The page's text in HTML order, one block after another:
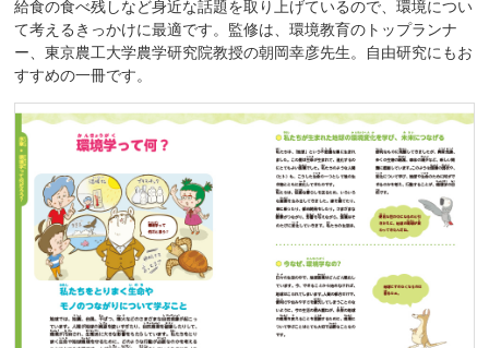
給食の食べ残しなど身近な話題を取り上げているので、環境につい
て考えるきっかけに最適です。監修は、環境教育のトップランナ
ー、東京農工大学農学研究院教授の朝岡幸彦先生。自由研究にもお
すすめの一冊です。